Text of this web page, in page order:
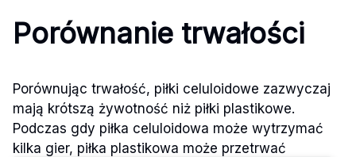
Porównanie trwałości
Porównując trwałość, piłki celuloidowe zazwyczaj
mają krótszą żywotność niż piłki plastikowe.
Podczas gdy piłka celuloidowa może wytrzymać
kilka gier, piłka plastikowa może przetrwać